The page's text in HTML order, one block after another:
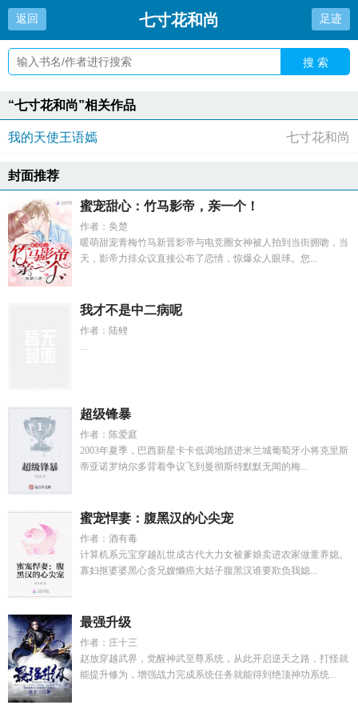
返回 七寸花和尚 足迹
搜 索
“七寸花和尚”相关作品
我的天使王语嫣 七寸花和尚
封面推荐
蜜宠甜心：竹马影帝，亲一个！
作者：奂楚
暖萌甜宠青梅竹马新晋影帝与电竞圈女神被人拍到当街拥吻，当
天，影帝力排众议直接公布了恋情，惊爆众人眼球。您...
我才不是中二病呢
作者：陆鲤
...
超级锋暴
作者：陈爱庭
2003年夏季，巴西新星卡卡低调地踏进米兰城葡萄牙小将克里斯
蒂亚诺罗纳尔多背着争议飞到曼彻斯特默默无闻的梅...
蜜宠悍妻：腹黑汉的心尖宠
作者：酒有毒
计算机系元宝穿越乱世成古代大力女被爹娘卖进农家做童养媳。
寡妇抠婆婆黑心贪兄嫂懒癌大姑子腹黑汉谁要欺负我媳...
最强升级
作者：庄十三
赵放穿越武界，觉醒神武至尊系统，从此开启逆天之路，打怪就
能提升修为，增强战力完成系统任务就能得到绝顶神功系统...